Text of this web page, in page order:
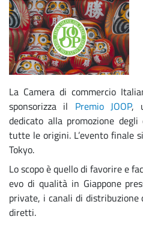
La Camera di commercio
sponsorizza il Premio JOOP,
dedicato alla promozione
tutte le origini. L’evento finale
Tokyo.
Lo scopo è quello di favorire e
evo di qualità in Giappone
private, i canali di distribuzione
diretti.